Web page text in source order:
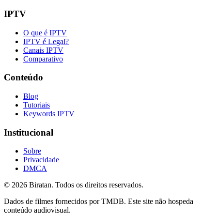
IPTV
O que é IPTV
IPTV é Legal?
Canais IPTV
Comparativo
Conteúdo
Blog
Tutoriais
Keywords IPTV
Institucional
Sobre
Privacidade
DMCA
© 2026 Biratan. Todos os direitos reservados.
Dados de filmes fornecidos por TMDB. Este site não hospeda
conteúdo audiovisual.